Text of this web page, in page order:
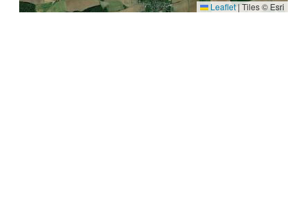
Leaflet|Tiles © Esri